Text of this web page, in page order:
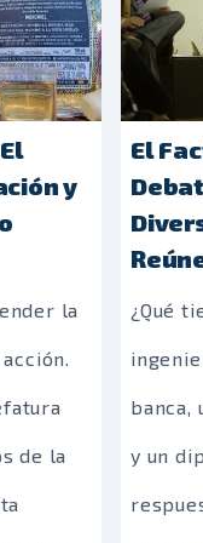
y
la
de la
El
¿Qué
banca,
y un